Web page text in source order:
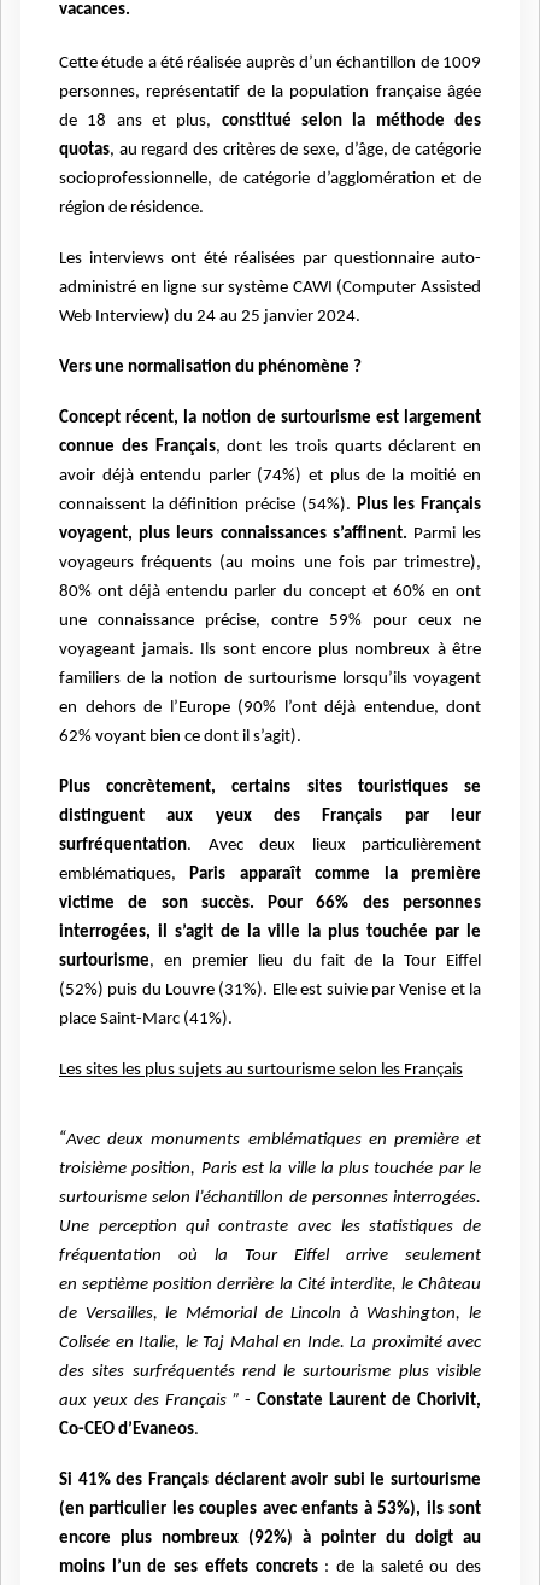
vacances.
Cette étude a été réalisée auprès d’un échantillon de 1009
personnes, représentatif de la population française âgée
de 18 ans et plus, constitué selon la méthode des
quotas, au regard des critères de sexe, d’âge, de catégorie
socioprofessionnelle, de catégorie d’agglomération et de
région de résidence.
Les interviews ont été réalisées par questionnaire auto-
administré en ligne sur système CAWI (Computer Assisted
Web Interview) du 24 au 25 janvier 2024.
Vers une normalisation du phénomène ?
Concept récent, la notion de surtourisme est largement
connue des Français, dont les trois quarts déclarent en
avoir déjà entendu parler (74%) et plus de la moitié en
connaissent la définition précise (54%). Plus les Français
voyagent, plus leurs connaissances s’affinent. Parmi les
voyageurs fréquents (au moins une fois par trimestre),
80% ont déjàentendu parler du concept et 60% en ont
une connaissance précise, contre 59% pour ceux ne
voyageant jamais. Ils sont encore plus nombreux à être
familiers de la notion de surtourisme lorsqu’ils voyagent
en dehors de l’Europe (90% l’ont déjà entendue, dont
62% voyant bien ce dont il s’agit).
Plus concrètement, certains sites touristiques se
distinguent aux yeux des Français par leur
surfréquentation. Avec deux lieux particulièrement
emblématiques,Paris apparaîtcomme la première
victime de son succès. Pour 66% des personnes
interrogées, il s’agit de la ville la plus touchée par le
surtourisme, en premier lieu du fait de la Tour Eiffel
(52%) puis du Louvre (31%). Elle est suivie par Venise et la
place Saint-Marc (41%).
Les sites les plus sujets au surtourisme selon les Français
“Avec deux monuments emblématiques en première et
troisième position, Paris est la ville laplus touchée par le
surtourisme selon l’échantillon de personnes interrogées.
Une perceptionqui contraste avec les statistiques de
fréquentation où la Tour Eiffel arrive seulement
enseptième position derrière la Cité interdite, le Château
de Versailles, le Mémorial de Lincoln à Washington, le
Colisée en Italie, le Taj Mahal en Inde. La proximité avec
des sites surfréquentés rend le surtourisme plus visible
aux yeux des Français ” -Constate Laurent deChorivit,
Co-CEO d’Evaneos.
Si 41% des Français déclarent avoir subi le surtourisme
(en particulier les couples avecenfants à 53%), ils sont
encore plus nombreux (92%) à pointer du doigt au
moins l’un deses effets concrets: de la saleté ou des